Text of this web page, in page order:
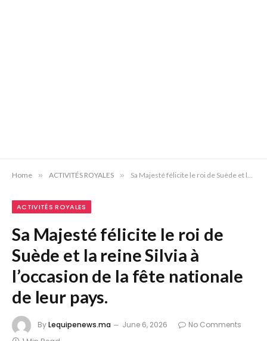
Home » ACTIVITÉS ROYALES » Sa Majesté félicite le roi de Suède et la reine Silvia à l’occasion de la fête nationale de leur pays.
ACTIVITÉS ROYALES
Sa Majesté félicite le roi de
Suède et la reine Silvia à
l’occasion de la fête nationale
de leur pays.
ByLequipenews.ma June 6, 2026
No Comments